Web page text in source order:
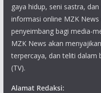
gaya hidup, seni sastra,
informasi online MZK
penyeimbang bagi media-
MZK News akan
terpercaya, dan teliti dalam
(TV).
Alamat Redaksi: